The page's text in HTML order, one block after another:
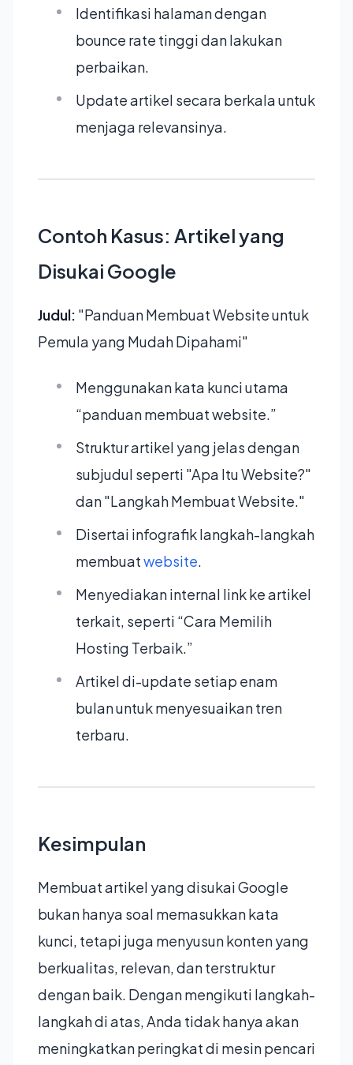
Identifikasi halaman dengan
bounce rate tinggi dan lakukan
perbaikan.
Update artikel secara berkala untuk
menjaga relevansinya.
Contoh Kasus: Artikel yang
Disukai Google
Judul: "Panduan Membuat Website untuk
Pemula yang Mudah Dipahami"
Menggunakan kata kunci utama
“panduan membuat website.”
Struktur artikel yang jelas dengan
subjudul seperti "Apa Itu Website?"
dan "Langkah Membuat Website."
Disertai infografik langkah-langkah
membuatwebsite.
Menyediakan internal link ke artikel
terkait, seperti “Cara Memilih
Hosting Terbaik.”
Artikel di-update setiap enam
bulan untuk menyesuaikan tren
terbaru.
Kesimpulan
Membuat artikel yang disukai Google
bukan hanya soal memasukkan kata
kunci, tetapi juga menyusun konten yang
berkualitas, relevan, dan terstruktur
dengan baik. Dengan mengikuti langkah-
langkah di atas, Anda tidak hanya akan
meningkatkan peringkat di mesin pencari